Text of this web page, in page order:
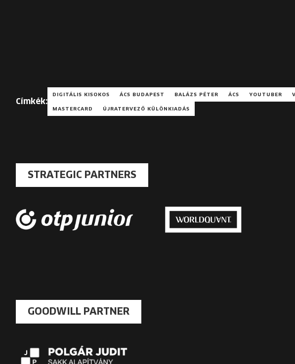
Címkék:
DIGITÁLIS KISOKOS ÁCS BUDAPEST BALÁZS PÉTER ÁCS YOUTUBER
MASTERCARD ÚJRATERVEZŐ KÜLÖNKIADÁS
STRATEGIC PARTNERS
GOODWILL PARTNER